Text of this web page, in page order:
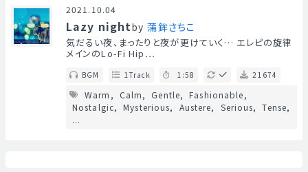
2021.10.04
Lazy nightby 蒲鉾さちこ
気だるい夜、まったりと夜が更けていく… エレピの旋律
メインのLo-Fi Hip…
BGM 1Track 1:58 21674
Warm Calm Gentle
Fashionable
Nostalgic
Mysterious Austere Serious
Tense
...